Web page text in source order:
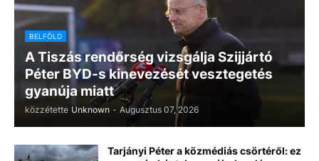
BELFÖLD
A Tiszás rendőrség vizsgálja Szijjártó
Péter BYD-s kinevezését vesztegetés
gyanúja miatt
közzétette Unknown - Augusztus 07, 2026
Tarjányi Péter a közmédiás csörtéről: ez